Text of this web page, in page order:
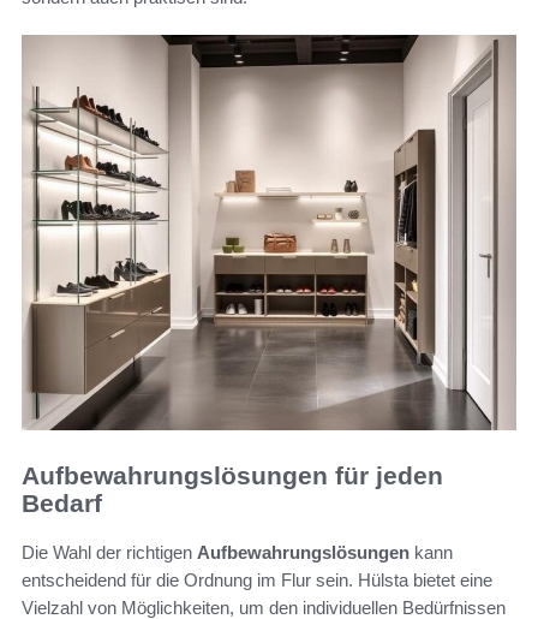
Aufbewahrungslösungen für jeden
Bedarf
Die Wahl der richtigen Aufbewahrungslösungen kann
entscheidend für die Ordnung im Flur sein. Hülsta bietet eine
Vielzahl von Möglichkeiten, um den individuellen Bedürfnissen